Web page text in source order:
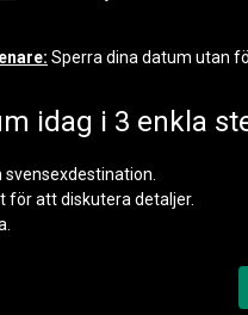
Sperra dina datum utan
idag i 3 enkla
för att diskutera detaljer.